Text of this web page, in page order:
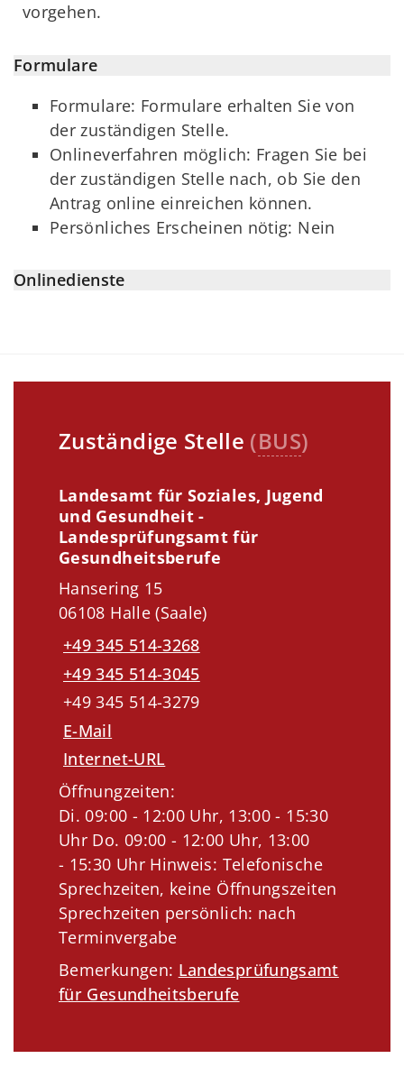
vorgehen.
Formulare
Formulare: Formulare erhalten Sie von
der zuständigen Stelle.
Onlineverfahren möglich: Fragen Sie bei
der zuständigen Stelle nach, ob Sie den
Antrag online einreichen können.
Persönliches Erscheinen nötig: Nein
Onlinedienste
Zuständige Stelle (BUS)
Landesamt für Soziales, Jugend
und Gesundheit -
Landesprüfungsamt für
Gesundheitsberufe
Hansering 15
06108 Halle (Saale)
+49 345 514-3268
+49 345 514-3045
+49 345 514-3279
E-Mail
Internet-URL
Öffnungzeiten:
Di. 09:00 - 12:00 Uhr, 13:00 - 15:30
Uhr Do. 09:00 - 12:00 Uhr, 13:00
- 15:30 Uhr Hinweis: Telefonische
Sprechzeiten, keine Öffnungszeiten
Sprechzeiten persönlich: nach
Terminvergabe
Bemerkungen: Landesprüfungsamt
für Gesundheitsberufe